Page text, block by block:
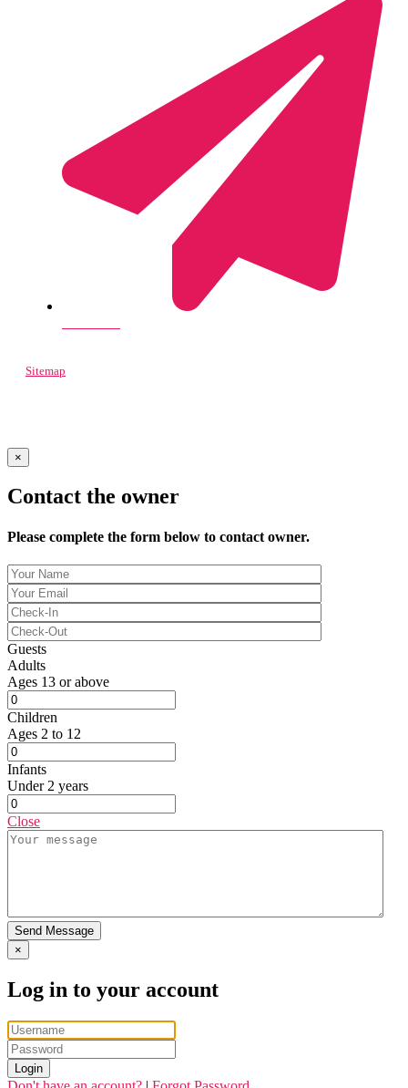
Sitemap
×
Contact the owner
Please complete the form below to contact owner.
Guests
Adults
Ages 13 or above
Children
Ages 2 to 12
Infants
Under 2 years
Close
Send Message
×
Log in to your account
Login